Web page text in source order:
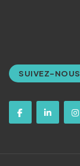
SUIVEZ-NOUS